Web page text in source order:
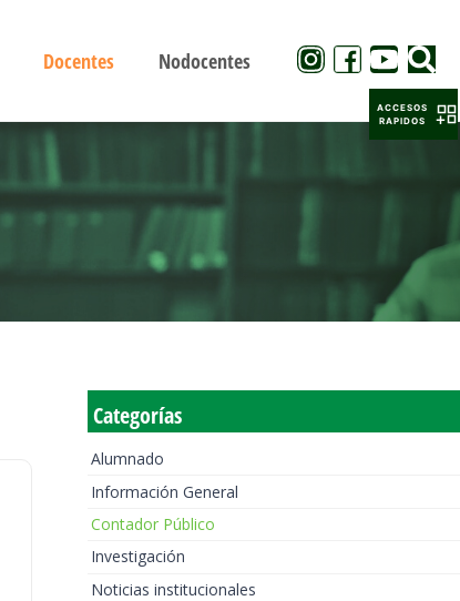
Docentes Nodocentes
Categorías
Alumnado
Información General
Contador Público
Investigación
Noticias institucionales
ACCESOS
RAPIDOS